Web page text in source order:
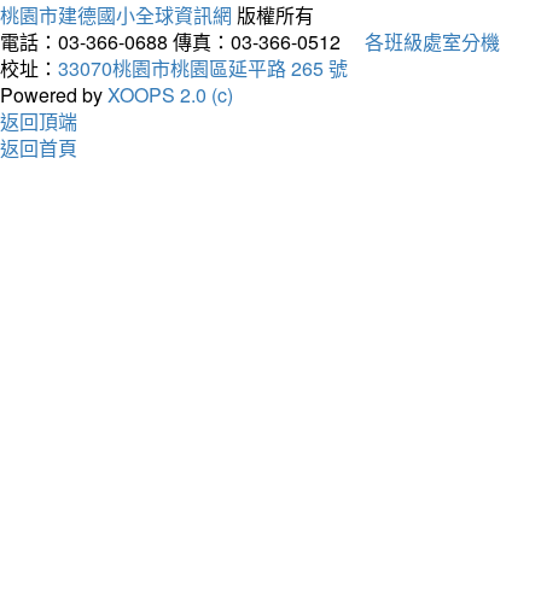
桃園市建德國小全球資訊網 版權所有
電話：03-366-0688 傳真：03-366-0512
各班級處室分機
校址： 33070桃園市桃園區延平路 265 號
Powered byXOOPS 2.0 (c)
返回頂端
返回首頁